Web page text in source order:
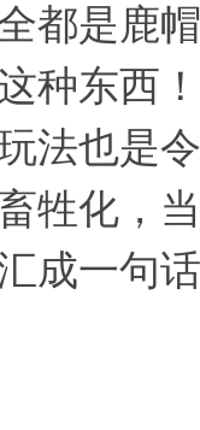
都是鹿
种东西
法也是
牲化，
成一句